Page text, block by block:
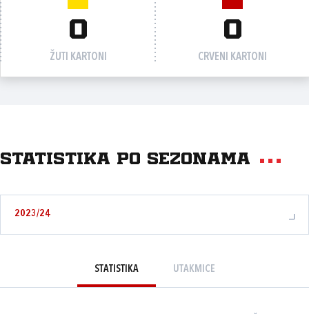
0
ŽUTI KARTONI
0
CRVENI KARTONI
Statistika po sezonama
2023/24
STATISTIKA UTAKMICE